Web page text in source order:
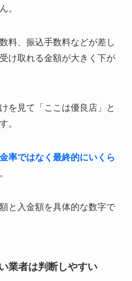
。
料、振込手数料などが差し
け取れる金額が大きく下が
を見て「ここは優良店」と
。
率ではなく最終的にいくら
と入金額を具体的な数字で
業者は判断しやすい